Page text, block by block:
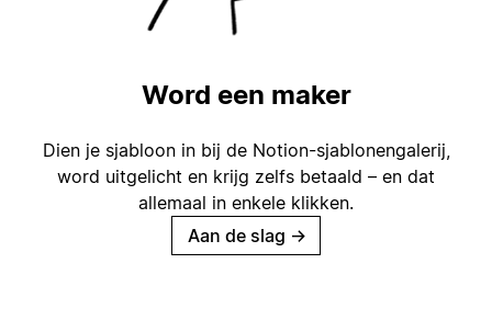
Word een maker
Dien je sjabloon in bij de Notion-sjablonengalerij,
word uitgelicht en krijg zelfs betaald – en dat
allemaal in enkele klikken.
Aan de slag →